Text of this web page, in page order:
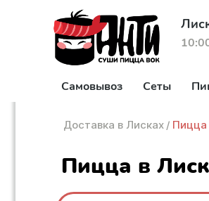
Самовывоз Сеты
Доставка в Лисках / Пицца
Пицца в